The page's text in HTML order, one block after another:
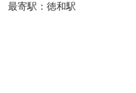
最寄駅：徳和駅